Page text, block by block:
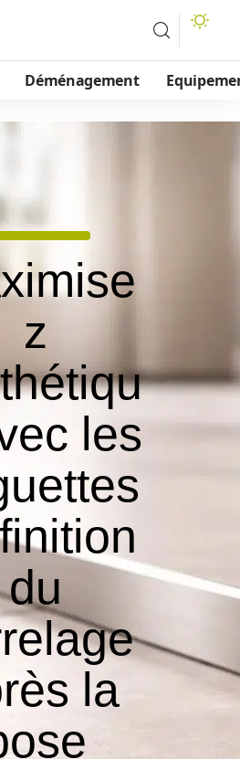
Déménagement
z
les
du
la